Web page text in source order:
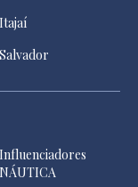
Itajaí
Salvador
Influenciadores
NÁUTICA